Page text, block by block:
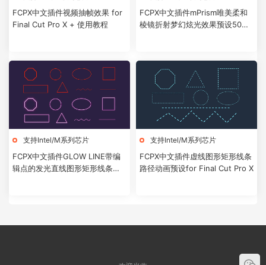
FCPX中文插件视频抽帧效果 for
Final Cut Pro X + 使用教程
FCPX中文插件mPrism唯美柔和
棱镜折射梦幻炫光效果预设50个
支持Intel/M系列芯片
FCPX中文插件GLOW LINE带编
辑点的发光直线图形矩形线条路
支持Intel/M系列芯片
FCPX中文插件虚线图形矩形线条
路径动画预设for Final Cut Pro X